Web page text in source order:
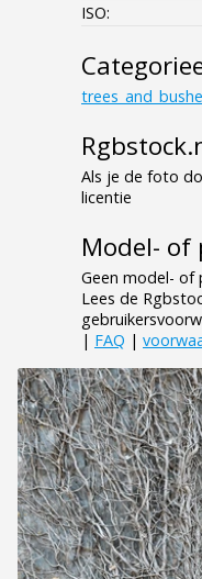
ISO:
Als je de foto
licentie
Model- of
Geen model- of
Lees de
| FAQ |